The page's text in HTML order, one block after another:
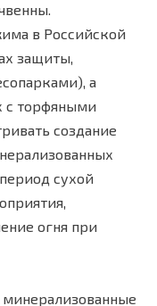
в Российской
защиты,
а
с торфяными
создание
сухой
огня при